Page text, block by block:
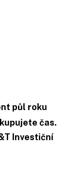
půl roku
čas.
Investiční